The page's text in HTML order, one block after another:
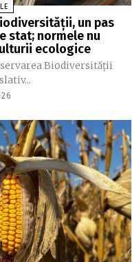
un pas
stat; normele nu
ecologice
Biodiversității